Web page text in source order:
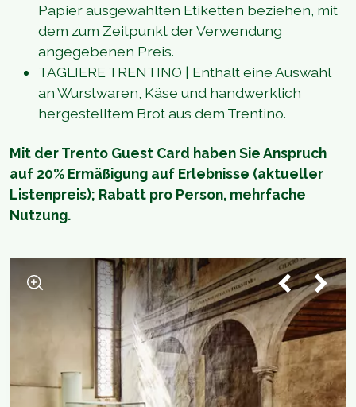
Papier ausgewählten Etiketten beziehen, mit
dem zum Zeitpunkt der Verwendung
angegebenen Preis.
TAGLIERE TRENTINO | Enthält eine Auswahl
an Wurstwaren, Käse und handwerklich
hergestelltem Brot aus dem Trentino.
Mit der Trento Guest Card haben Sie Anspruch
auf 20% Ermäßigung auf Erlebnisse (aktueller
Listenpreis); Rabatt pro Person, mehrfache
Nutzung.